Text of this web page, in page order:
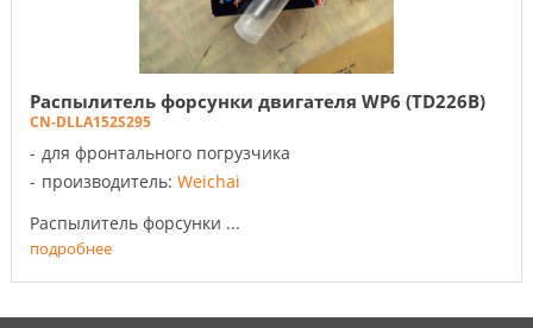
Распылитель форсунки двигателя WP6 (TD226B)
CN-DLLA152S295
для фронтального погрузчика
производитель: Weichai
Распылитель форсунки ...
подробнее